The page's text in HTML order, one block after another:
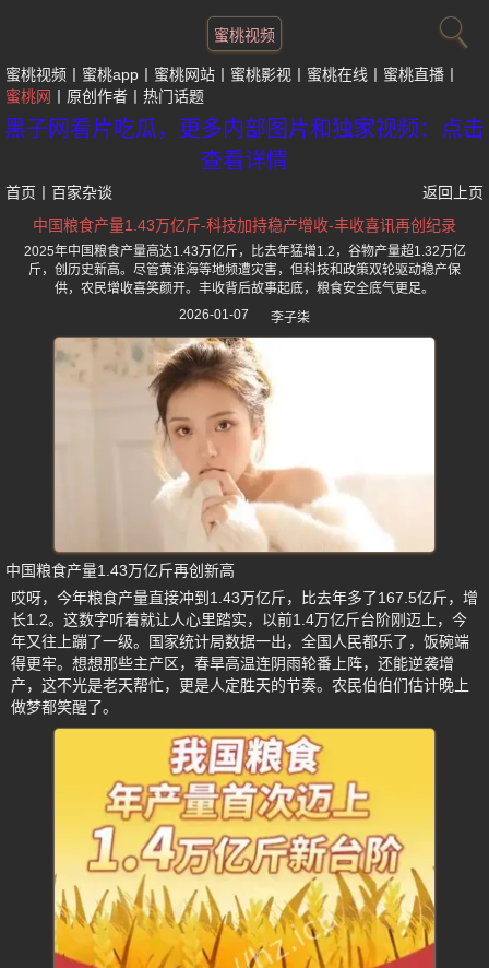
蜜桃视频
蜜桃视频 蜜桃app 蜜桃网站 蜜桃影视 蜜桃在线
蜜桃直播
蜜桃网
原创作者 热门话题
黑子网看片吃瓜，更多内部图片和独家视频：点击
查看详情
首页 百家杂谈
返回上页
中国粮食产量1.43万亿斤-科技加持稳产增收-丰收喜讯再创纪录
2025年中国粮食产量高达1.43万亿斤，比去年猛增1.2，谷物产量超1.32万亿
斤，创历史新高。尽管黄淮海等地频遭灾害，但科技和政策双轮驱动稳产保
供，农民增收喜笑颜开。丰收背后故事起底，粮食安全底气更足。
2026-01-07
李子柒
中国粮食产量1.43万亿斤再创新高
哎呀，今年粮食产量直接冲到1.43万亿斤，比去年多了167.5亿斤，增
长1.2。这数字听着就让人心里踏实，以前1.4万亿斤台阶刚迈上，今
年又往上蹦了一级。国家统计局数据一出，全国人民都乐了，饭碗端
得更牢。想想那些主产区，春旱高温连阴雨轮番上阵，还能逆袭增
产，这不光是老天帮忙，更是人定胜天的节奏。农民伯伯们估计晚上
做梦都笑醒了。